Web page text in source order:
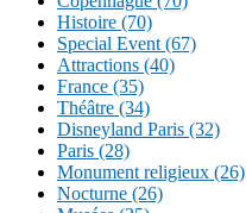
Histoire (70)
Special Event (67)
Attractions (40)
France (35)
Théâtre (34)
Disneyland Paris (32)
Paris (28)
Monument religieux (26)
Nocturne (26)